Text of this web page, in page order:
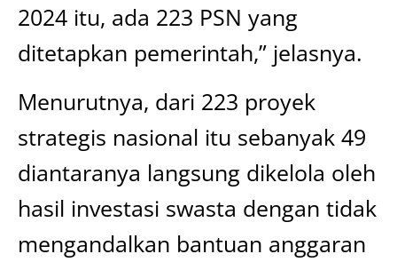
2024 itu, ada 223 PSN yang
ditetapkan pemerintah,” jelasnya.
Menurutnya, dari 223 proyek
strategis nasional itu sebanyak 49
diantaranya langsung dikelola oleh
hasil investasi swasta dengan tidak
mengandalkan bantuan anggaran